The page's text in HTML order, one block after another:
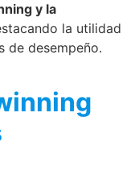
y la
la utilidad
de desempeño.